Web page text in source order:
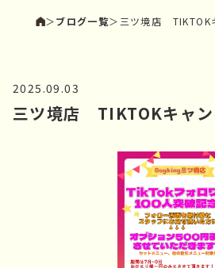
＞ブログ一覧＞ 三ツ境店 TIKTOK
2025.09.03
三ツ境店 TIKTOKキャン